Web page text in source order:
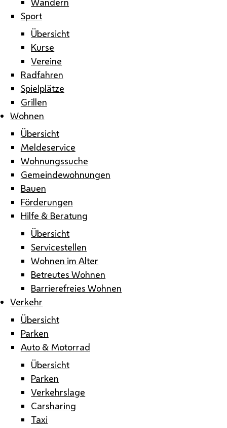
Sport
Übersicht
Kurse
Vereine
Radfahren
Spielplätze
Grillen
Wohnen
Übersicht
Meldeservice
Wohnungssuche
Gemeindewohnungen
Bauen
Förderungen
Hilfe & Beratung
Übersicht
Servicestellen
Wohnen im Alter
Betreutes Wohnen
Barrierefreies Wohnen
Verkehr
Übersicht
Parken
Auto & Motorrad
Übersicht
Parken
Verkehrslage
Carsharing
Taxi